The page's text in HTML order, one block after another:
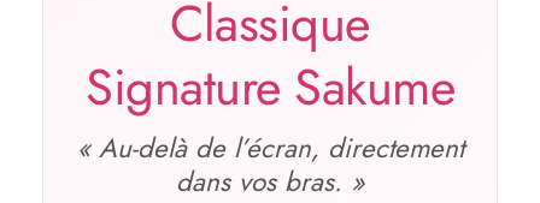
Classique
Signature Sakume
« Au‑delà de l’écran, directement
dans vos bras. »